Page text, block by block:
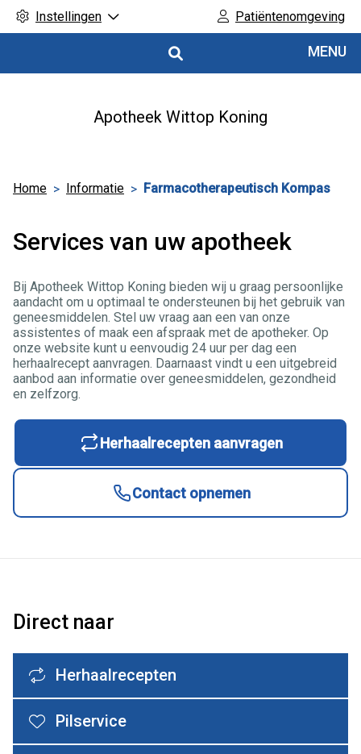
Instellingen Patiëntenomgeving
MENU
Apotheek Wittop Koning
Home Informatie Farmacotherapeutisch Kompas
Services van uw apotheek
Bij Apotheek Wittop Koning bieden wij u graag persoonlijke
aandacht om u optimaal te ondersteunen bij het gebruik van
geneesmiddelen. Stel uw vraag aan een van onze
assistentes of maak een afspraak met de apotheker. Op
onze website kunt u eenvoudig 24 uur per dag een
herhaalrecept aanvragen. Daarnaast vindt u een uitgebreid
aanbod aan informatie over geneesmiddelen, gezondheid
en zelfzorg.
Herhaalrecepten aanvragen
Contact opnemen
Direct naar
Herhaalrecepten
Pilservice